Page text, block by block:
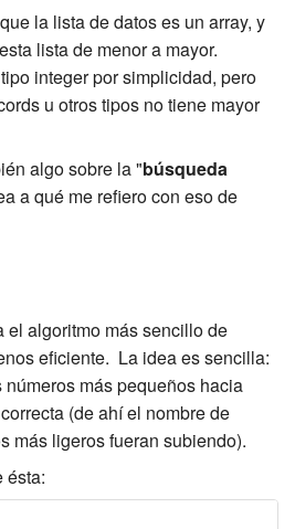
la lista de datos es un array, y
lista de menor a mayor.
integer por simplicidad, pero
u otros tipos no tiene mayor
algo sobre la "búsqueda
a qué me refiero con eso de
el algoritmo más sencillo de
eficiente. La idea es sencilla:
más pequeños hacia
(de ahí el nombre de
más ligeros fueran subiendo).
ésta: